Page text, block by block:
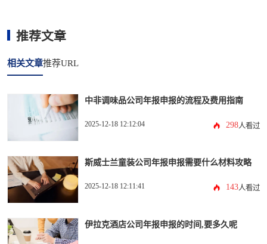
推荐文章
相关文章推荐URL
中非调味品公司年报申报的流程及费用指南
2025-12-18 12:12:04 298人看过
斯威士兰童装公司年报申报需要什么材料攻略
2025-12-18 12:11:41 143人看过
伊拉克酒店公司年报申报的时间,要多久呢